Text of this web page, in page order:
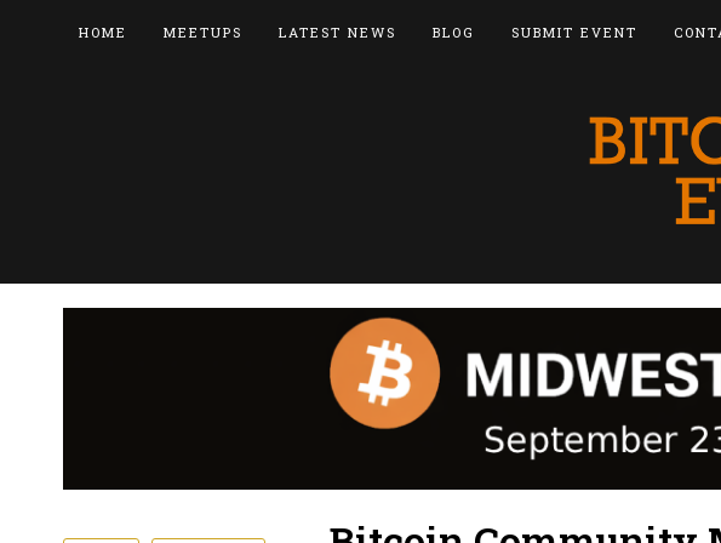
HOME MEETUPS LATEST NEWS BLOG SUBMIT EVENT